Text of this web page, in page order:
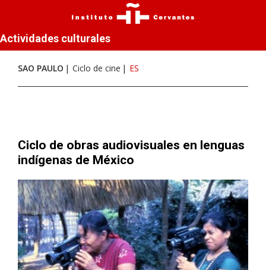
Actividades culturales
SAO PAULO Ciclo de cine ES
Ciclo de obras audiovisuales en lenguas
indígenas de México